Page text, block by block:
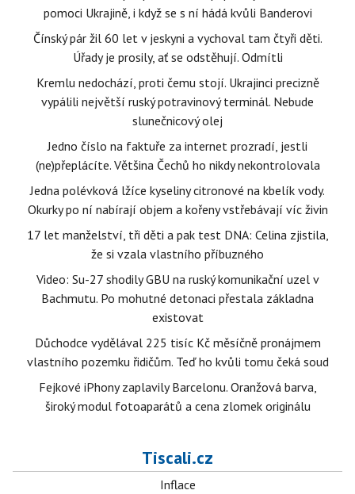
pomoci Ukrajině, i když se s ní hádá kvůli Banderovi
Čínský pár žil 60 let v jeskyni a vychoval tam čtyři děti.
Úřady je prosily, ať se odstěhují. Odmítli
Kremlu nedochází, proti čemu stojí. Ukrajinci precizně
vypálili největší ruský potravinový terminál. Nebude
slunečnicový olej
Jedno číslo na faktuře za internet prozradí, jestli
(ne)přeplácíte. Většina Čechů ho nikdy nekontrolovala
Jedna polévková lžíce kyseliny citronové na kbelík vody.
Okurky po ní nabírají objem a kořeny vstřebávají víc živin
17 let manželství, tři děti a pak test DNA: Celina zjistila,
že si vzala vlastního příbuzného
Video: Su-27 shodily GBU na ruský komunikační uzel v
Bachmutu. Po mohutné detonaci přestala základna
existovat
Důchodce vydělával 225 tisíc Kč měsíčně pronájmem
vlastního pozemku řidičům. Teď ho kvůli tomu čeká soud
Fejkové iPhony zaplavily Barcelonu. Oranžová barva,
široký modul fotoaparátů a cena zlomek originálu
Tiscali.cz
Inflace